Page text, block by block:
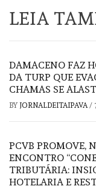
LEIA
DAMACENO FAZ
DA TURP QUE
CHAMAS SE
BY JORNALDEITAIPAVA /
PCVB PROMOVE,
ENCONTRO
TRIBUTÁRIA:
HOTELARIA E